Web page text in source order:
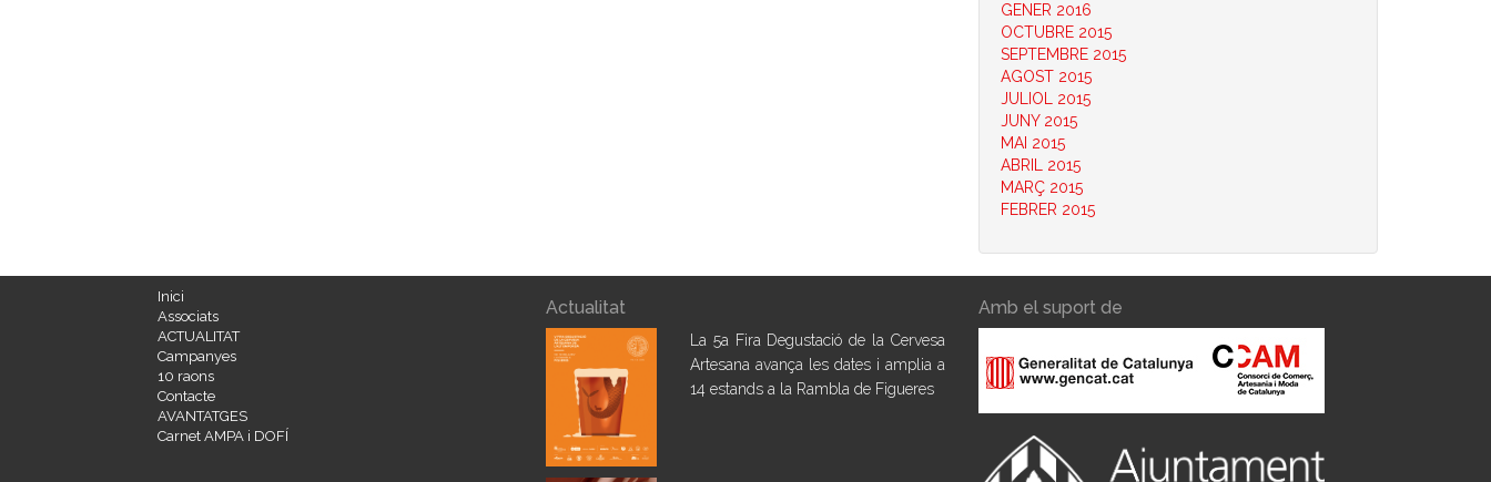
GENER 2016
OCTUBRE 2015
SEPTEMBRE 2015
AGOST 2015
JULIOL 2015
JUNY 2015
MAI 2015
ABRIL 2015
MARÇ 2015
FEBRER 2015
Inici
Associats
ACTUALITAT
Campanyes
10 raons
Contacte
AVANTATGES
Carnet AMPA i DOFÍ
Actualitat
La 5a Fira Degustació de la Cervesa
Artesana avança les dates i amplia a
14 estands a la Rambla de Figueres
Amb el suport de